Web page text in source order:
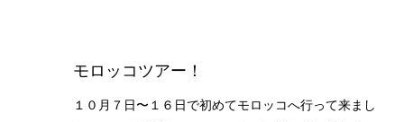
モロッコツアー！
１０月７日〜１６日で初めてモロッコへ行って来まし